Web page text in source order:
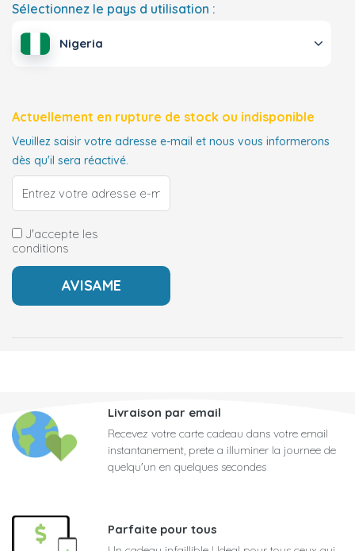
Sélectionnez le pays d utilisation :
Nigeria
Actuellement en rupture de stock ou indisponible
Veuillez saisir votre adresse e-mail et nous vous informerons
dès qu'il sera réactivé.
J'accepte les
conditions
Livraison par email
Recevez votre carte cadeau dans votre email
instantanement, prete a illuminer la journee de
quelqu'un en quelques secondes
Parfaite pour tous